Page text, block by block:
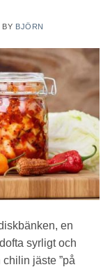
BY BJÖRN
en
syrligt och
jäste ”på